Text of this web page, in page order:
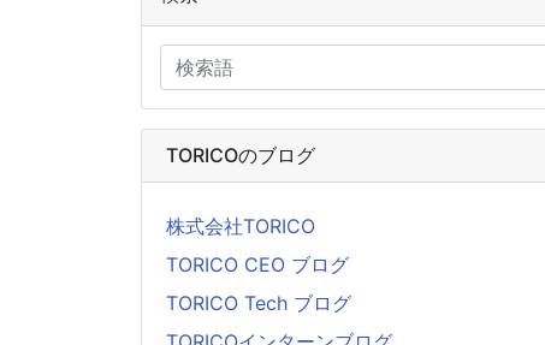
TORICOのブログ
株式会社TORICO
TORICO CEO ブログ
TORICO Tech ブログ